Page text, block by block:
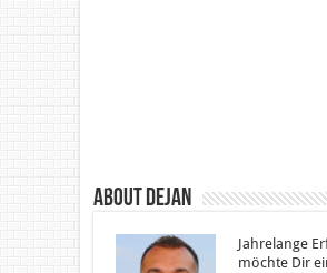
About Dejan
Jahrelange
möchte Dir